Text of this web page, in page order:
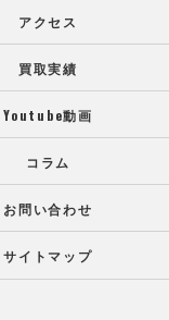
アクセス
買取実績
Youtube動画
コラム
お問い合わせ
サイトマップ